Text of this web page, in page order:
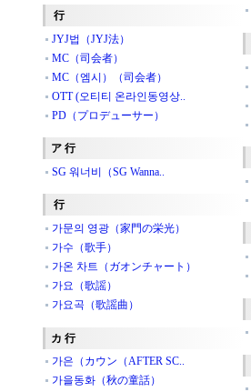
行
JYJ법（JYJ法）
MC（司会者）
MC（엠시）（司会者）
OTT (오티티 온라인동영상..
PD（プロデューサー）
ア 行
SG 워너비（SG Wanna..
行
가문의 영광（家門の栄光）
가수（歌手）
가온 차트（ガオンチャート）
가요（歌謡）
가요곡（歌謡曲）
カ 行
가은（カウン（AFTER SC..
가을동화（秋の童話）